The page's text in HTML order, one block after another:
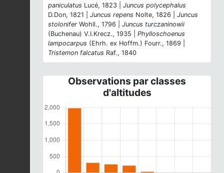
paniculatus Lucé, 1823 | Juncus polycephalus
D.Don, 1821 | Juncus repens Nolte, 1826 | Juncus
stolonifer Wohll., 1796 | Juncus turczaninowii
(Buchenau) V.I.Krecz., 1935 | Phylloschoenus
lampocarpus (Ehrh. ex Hoffm.) Fourr., 1869 |
Tristemon falcatus Raf., 1840
Observations par classes
d'altitudes